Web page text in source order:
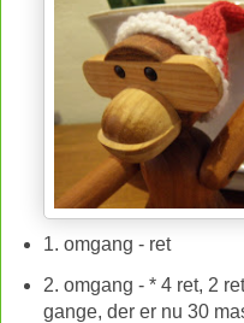
1. omgang - ret
2. omgang - * 4 ret, 2
gange, der er nu 30